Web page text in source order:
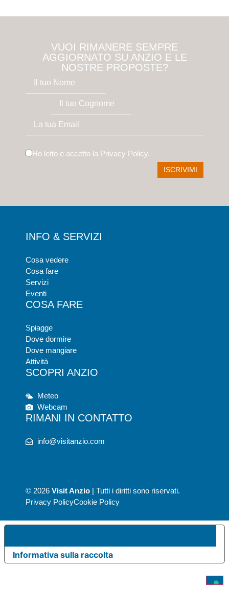
VUOI RIMANERE SEMPRE
AGGIORNATO SU ANZIO E LE
NOSTRE PROPOSTE?
Ho letto e accetto la Privacy Policy.
INFO & SERVIZI
Cosa vedere
Cosa fare
Servizi
Eventi
COSA FARE
Spiagge
Dove dormire
Dove mangiare
Attività
SCOPRI ANZIO
Meteo
Webcam
RIMANI IN CONTATTO
info@visitanzio.com
© 2026 Visit Anzio | Tutti i diritti sono riservati.
Privacy PolicyCookie Policy
Informativa sulla raccolta